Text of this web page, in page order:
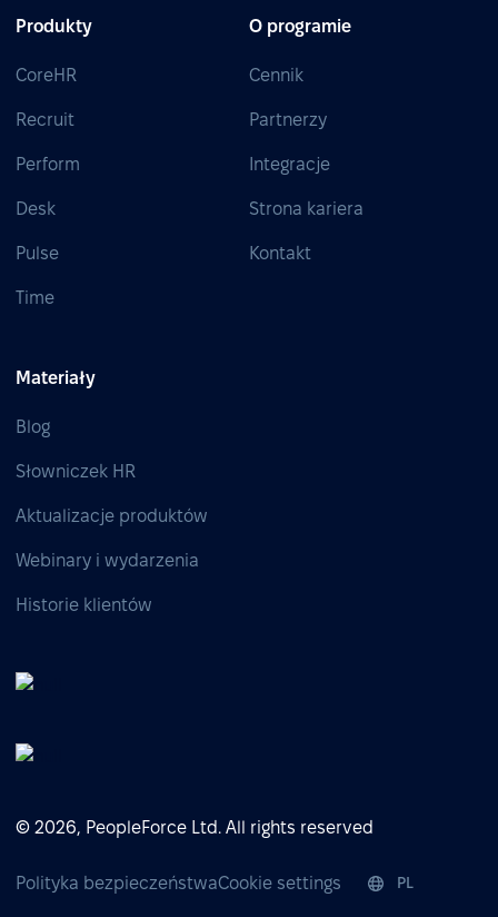
Produkty
CoreHR
Recruit
Perform
Desk
Pulse
Time
O programie
Cennik
Partnerzy
Integracje
Strona kariera
Kontakt
Materiały
Blog
Słowniczek HR
Aktualizacje produktów
Webinary i wydarzenia
Historie klientów
© 2026, PeopleForce Ltd. All rights reserved
Polityka bezpieczeństwaCookie settings PL